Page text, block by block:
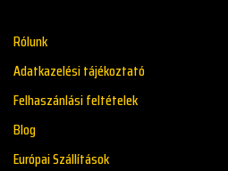
Rólunk
Adatkazelési tájékoztató
Felhaszánlási feltételek
Blog
Európai Szállítások